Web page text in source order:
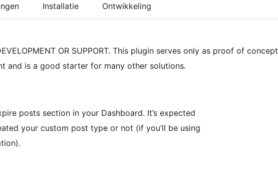
Installatie Ontwikkeling
OR SUPPORT. This plugin serves only as proof of concept
and is a good starter for many other solutions.
posts section in your Dashboard. It’s expected
your custom post type or not (if you’ll be using